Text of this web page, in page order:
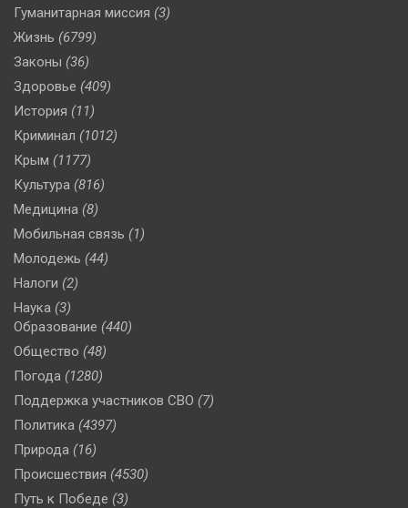
Гуманитарная миссия (3)
Жизнь (6799)
Законы (36)
Здоровье (409)
История (11)
Криминал (1012)
Крым (1177)
Культура (816)
Медицина (8)
Мобильная связь (1)
Молодежь (44)
Налоги (2)
Наука (3)
Образование (440)
Общество (48)
Погода (1280)
Поддержка участников СВО (7)
Политика (4397)
Природа (16)
Происшествия (4530)
Путь к Победе (3)